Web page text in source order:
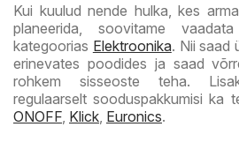
Kui kuulud nende hulka, kes
planeerida, soovitame
kategoorias Elektroonika. Nii saad
erinevates poodides ja saad
rohkem sisseoste teha.
regulaarselt sooduspakkumisi ka
ONOFF, Klick, Euronics.